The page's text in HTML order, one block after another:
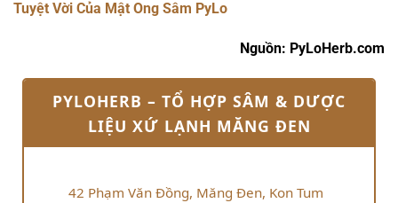
Tuyệt Vời Của Mật Ong Sâm PyLo
Nguồn: PyLoHerb.com
PYLOHERB – TỔ HỢP SÂM & DƯỢC
LIỆU XỨ LẠNH MĂNG ĐEN
42 Phạm Văn Đồng, Măng Đen, Kon Tum